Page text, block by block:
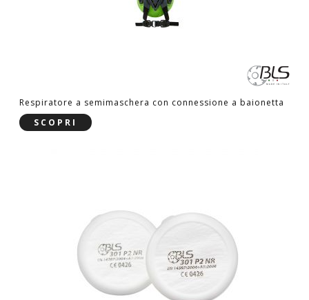
Respiratore a semimaschera con connessione a baionetta
SCOPRI